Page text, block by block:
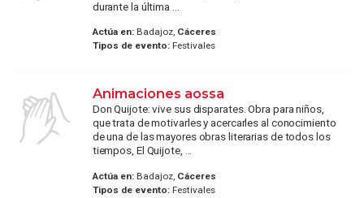
durante la última ...
Actúa en:Badajoz, Cáceres
Tipos de evento:Festivales
Animaciones aossa
Don Quijote: vive sus disparates. Obra para niños,
que trata de motivarles y acercarles al conocimiento
de una de las mayores obras literarias de todos los
tiempos, El Quijote, ...
Actúa en:Badajoz, Cáceres
Tipos de evento:Festivales